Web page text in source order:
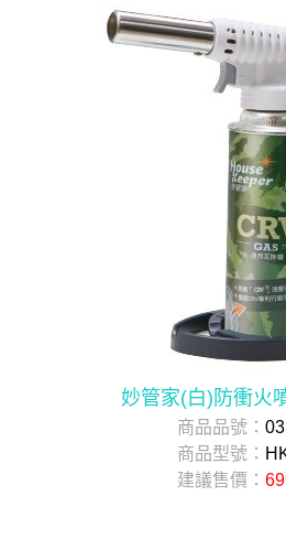
妙管家(白)防衝火
商品品號：
商品型號：
建議售價：